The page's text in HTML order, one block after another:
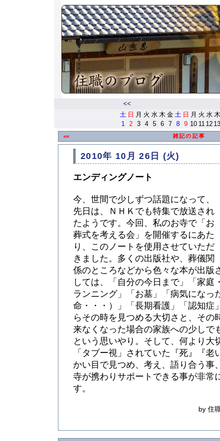
<<
土 日 月 火 水 木 金 土 日 月 火 水 木
1
2 3 4 5 6 7 8 9 10 11 12 13
<< 雑記の記事
2010年 10月 26日 (火)
エンディングノート
今、世間で少しずつ話題になって、
先日は、ＮＨＫでも特集で放送され
たようです。今回、私のお寺で「お
葬式を考える会」を開催するにあた
り、このノートを使用させていただ
きました。多くの出版社や、葬儀関
係のところなどから色々な本が出版
しては、「自分の今日まで」「家庭
ランニング」「お墓」「病気になっ
命・・・）」「長期看護」「認知症
らその時を見つめる大切さと、その
来なくなった場合の家族への少しで
という思いやり。そして、何より大
「タブー視」されていた『死』『
かい目で見つめ、考え、語り合う事
寺が携わりサポートできる事が非常
す。
by 住